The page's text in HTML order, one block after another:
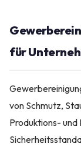
für
von Schmutz,
Produktions- und